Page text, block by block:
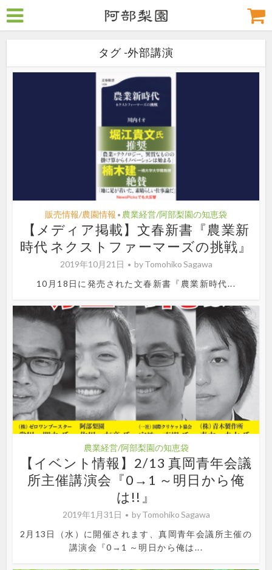
タグ -外部講演
販売情報/農園情報 • 農業経営/阿部梨園の知恵袋
【メディア掲載】文春新書『農業新
時代 ネクストファーマーズの挑戦』
2019年10月21日 byTomohiko Sagawa
10月18日に発売された文春新書『農業新時代...
農業経営/阿部梨園の知恵袋
【イベント情報】2/13 真岡青年会議
所主催講演会『0→1 ～明日から俺
は!!』
2019年1月31日 byTomohiko Sagawa
2月13日（水）に開催されます、真岡青年会議所主催の
講演会『0→1 ～明日から俺は...